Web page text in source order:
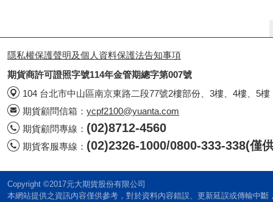
隱私權保護聲明及個人資料保護法告知事項
期貨商許可證照字號114年金管期總字第007號
104 台北市中山區南京東路二段77號2樓部份、3樓、4樓、5樓
期貨顧問信箱： ycpf2100@yuanta.com
期貨顧問專線： (02)8712-4560
期貨客服專線： (02)2326-1000/0800-333-338(僅
Copyright ©2017元大期貨股份有限公司
本網站提供之資訊內容僅供參考，對於資料內容錯誤、更新延誤或傳輸中